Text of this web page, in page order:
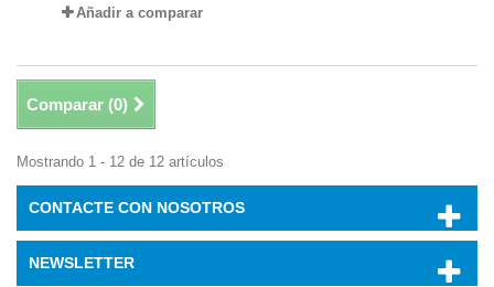
Añadir a comparar
Comparar (0)
Mostrando 1 - 12 de 12 artículos
CONTACTE CON NOSOTROS
NEWSLETTER